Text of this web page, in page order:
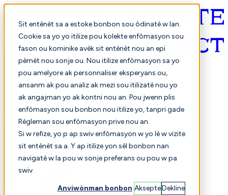
Sit entènèt sa a estoke bonbon sou òdinatè w lan.
Cookie sa yo yo itilize pou kolekte enfòmasyon sou
fason ou kominike avèk sit entènèt nou an epi
pèmèt nou sonje ou. Nou itilize enfòmasyon sa yo
pou amelyore ak personnaliser eksperyans ou,
ansanm ak pou analiz ak mezi sou itilizatè nou yo
ak angajman yo ak kontni nou an. Pou jwenn plis
enfòmasyon sou bonbon nou itilize yo, tanpri gade
Règleman sou enfòmasyon prive nou an.
Si w refize, yo p ap swiv enfòmasyon w yo lè w vizite
sit entènèt sa a. Y ap itilize yon sèl bonbon nan
navigatè w la pou w sonje preferans ou pou w pa
swiv.
Anviwònman bonbon AksepteDekline
Kreyòl ayisyen
Konparezon